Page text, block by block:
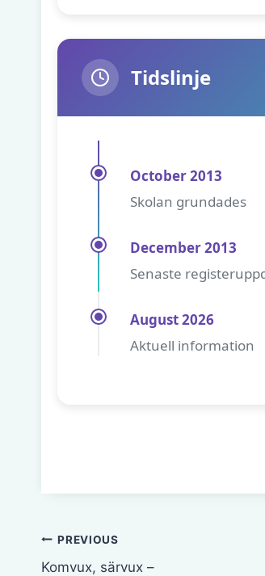
Tidslinje
October 2013
Skolan grundades
December 2013
Senaste
August 2026
Aktuell information
Inläggsnavigering
PREVIOUS
Komvux, särvux –